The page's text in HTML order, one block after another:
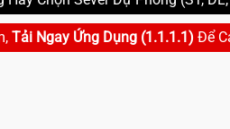
Tải Ngay Ứng Dụng (1.1.1.1) Để